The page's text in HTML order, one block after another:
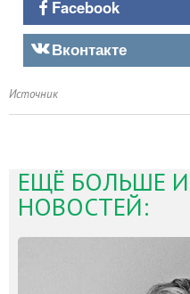
Facebook
Вконтакте
Источник
ЕЩЁ БОЛЬШЕ
НОВОСТЕЙ: